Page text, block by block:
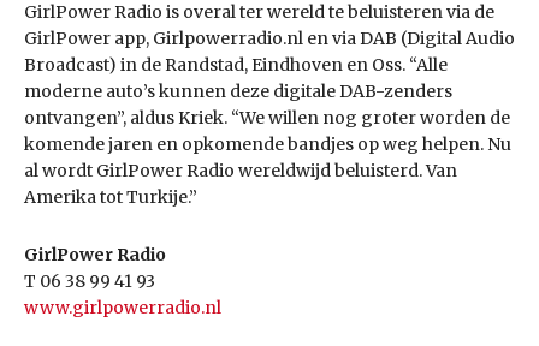
GirlPower Radio is overal ter wereld te beluisteren via de
GirlPower app, Girlpowerradio.nl en via DAB (Digital Audio
Broadcast) in de Randstad, Eindhoven en Oss. “Alle
moderne auto’s kunnen deze digitale DAB-zenders
ontvangen”, aldus Kriek. “We willen nog groter worden de
komende jaren en opkomende bandjes op weg helpen. Nu
al wordt GirlPower Radio wereldwijd beluisterd. Van
Amerika tot Turkije.”
GirlPower Radio
T 06 38 99 41 93
www.girlpowerradio.nl